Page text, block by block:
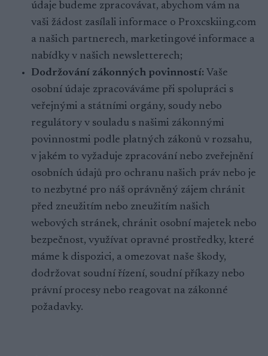
údaje budeme zpracovávat, abychom vám na
vaši žádost zasílali informace o Proxcskiing.com
a našich partnerech, marketingové informace a
nabídky v našich newsletterech;
Dodržování zákonných povinností: Vaše
osobní údaje zpracováváme při spolupráci s
veřejnými a státními orgány, soudy nebo
regulátory v souladu s našimi zákonnými
povinnostmi podle platných zákonů v rozsahu,
v jakém to vyžaduje zpracování nebo zveřejnění
osobních údajů pro ochranu našich práv nebo je
to nezbytné pro náš oprávněný zájem chránit
před zneužitím nebo zneužitím našich
webových stránek, chránit osobní majetek nebo
bezpečnost, využívat opravné prostředky, které
máme k dispozici, a omezovat naše škody,
dodržovat soudní řízení, soudní příkazy nebo
právní procesy nebo reagovat na zákonné
požadavky.